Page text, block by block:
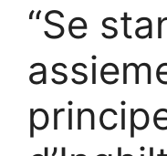
“Se